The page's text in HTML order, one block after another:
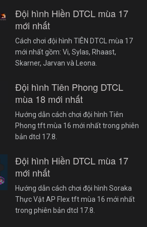
Đội hình Hiền DTCL mùa 17
mới nhất
Cách chơi đội hình TIÊN DTCL mùa 17
mới nhất gồm: Vi, Sylas, Rhaast,
Skarner, Jarvan và Leona.
Đội hình Tiên Phong DTCL
mùa 18 mới nhất
Hướng dẫn cách chơi đội hình Tiên
Phong tft mùa 16 mới nhất trong phiên
bản dtcl 17.8.
Đội hình Hiền DTCL mùa 17
mới nhất
Hướng dẫn cách chơi đội hình Soraka
Thực Vật AP Flex tft mùa 16 mới nhất
trong phiên bản dtcl 17.8.